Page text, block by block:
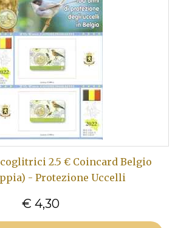
2.5 € Coincard Belgio
- Protezione Uccelli
€ 4,30